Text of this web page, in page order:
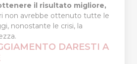
il risultato migliore,
non avrebbe ottenuto tutte le
nonostante le crisi, la
DARESTI A